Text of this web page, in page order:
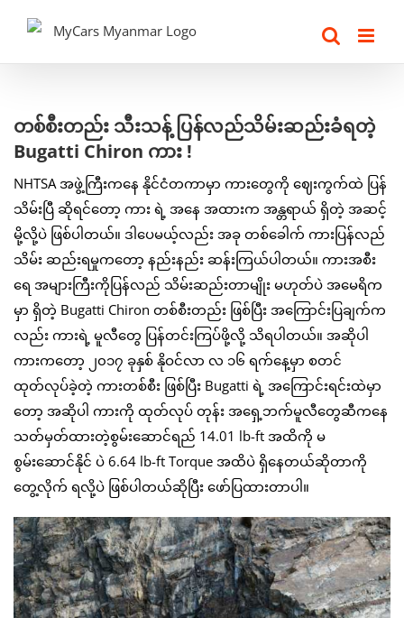
content
Larger
Image
တစ်စီးတည်း သီးသန့် ပြန်လည်သိမ်းဆည်းခံရတဲ့
Bugatti Chiron ကား !
NHTSA အဖွဲ့ကြီးကနေ နိုင်ငံတကာမှာ ကားတွေကို ဈေးကွက်ထဲ ပြန်
သိမ်းပြီ ဆိုရင်တော့ ကား ရဲ့ အနေ အထားက အန္တရာယ် ရှိတဲ့ အဆင့်
မို့လို့ပဲ ဖြစ်ပါတယ်။ ဒါပေမယ့်လည်း အခု တစ်ခေါက် ကားပြန်လည်
သိမ်း ဆည်းရမှုကတော့ နည်းနည်း ဆန်းကြယ်ပါတယ်။ ကားအစီး
ရေ အများကြီးကိုပြန်လည် သိမ်းဆည်းတာမျိုး မဟုတ်ပဲ အမေရိက
မှာ ရှိတဲ့ Bugatti Chiron တစ်စီးတည်း ဖြစ်ပြီး အကြောင်းပြချက်က
လည်း ကားရဲ့ မူလီတွေ ပြန်တင်းကြပ်ဖို့လို့ သိရပါတယ်။ အဆိုပါ
ကားကတော့ ၂၀၁၇ ခုနှစ် နိုဝင်လာ လ ၁၆ ရက်နေ့မှာ စတင်
ထုတ်လုပ်ခဲ့တဲ့ ကားတစ်စီး ဖြစ်ပြီး Bugatti ရဲ့ အကြောင်းရင်းထဲမှာ
တော့ အဆိုပါ ကားကို ထုတ်လုပ် တုန်း အရှေ့ဘက်မူလီတွေဆီကနေ
သတ်မှတ်ထားတဲ့စွမ်းဆောင်ရည် 14.01 lb-ft အထိကို မ
စွမ်းဆောင်နိုင် ပဲ 6.64 lb-ft Torque အထိပဲ ရှိနေတယ်ဆိုတာကို
တွေ့လိုက် ရလို့ပဲ ဖြစ်ပါတယ်ဆိုပြီး ဖော်ပြထားတာပါ။